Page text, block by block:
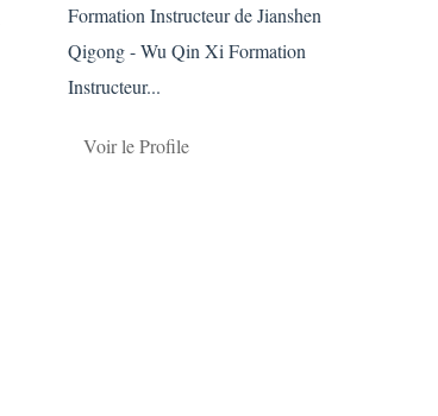
Formation Instructeur de Jianshen
Qigong - Wu Qin Xi Formation
Instructeur...
Voir le Profile